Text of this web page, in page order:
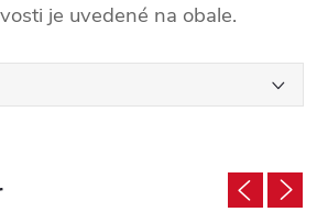
je uvedené na obale.